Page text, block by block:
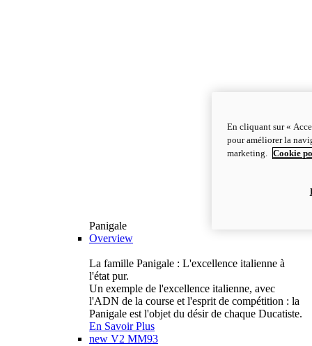
Panigale
Overview
La famille Panigale : L'excellence italienne à
l'état pur.
Un exemple de l'excellence italienne, avec
l'ADN de la course et l'esprit de compétition : la
Panigale est l'objet du désir de chaque Ducatiste.
En Savoir Plus
new V2 MM93
En cliquant sur «
pour améliorer la
marketing.
Cookie